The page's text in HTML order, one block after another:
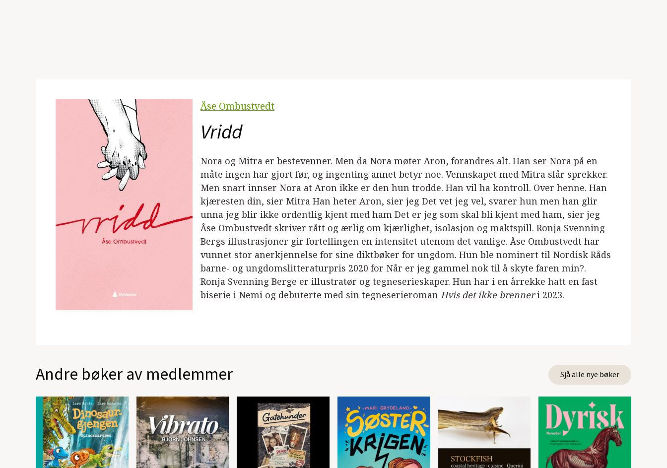
Åse Ombustvedt
Vridd
Nora og Mitra er bestevenner. Men da Nora møter Aron, forandres alt. Han ser Nora på en
måte ingen har gjort før, og ingenting annet betyr noe. Vennskapet med Mitra slår sprekker.
Men snart innser Nora at Aron ikke er den hun trodde. Han vil ha kontroll. Over henne. Han
kjæresten din, sier Mitra Han heter Aron, sier jeg Det vet jeg vel, svarer hun men han glir
unna jeg blir ikke ordentlig kjent med ham Det er jeg som skal bli kjent med ham, sier jeg
Åse Ombustvedt skriver rått og ærlig om kjærlighet, isolasjon og maktspill. Ronja Svenning
Bergs illustrasjoner gir fortellingen en intensitet utenom det vanlige. Åse Ombustvedt har
vunnet stor anerkjennelse for sine diktbøker for ungdom. Hun ble nominert til Nordisk Råds
barne- og ungdomslitteraturpris 2020 for Når er jeg gammel nok til å skyte faren min?.
Ronja Svenning Berge er illustratør og tegneserieskaper. Hun har i en årrekke hatt en fast
biserie i Nemi og debuterte med sin tegneserieroman Hvis det ikke brenneri 2023.
Andre bøker av medlemmer Sjå alle nye bøker